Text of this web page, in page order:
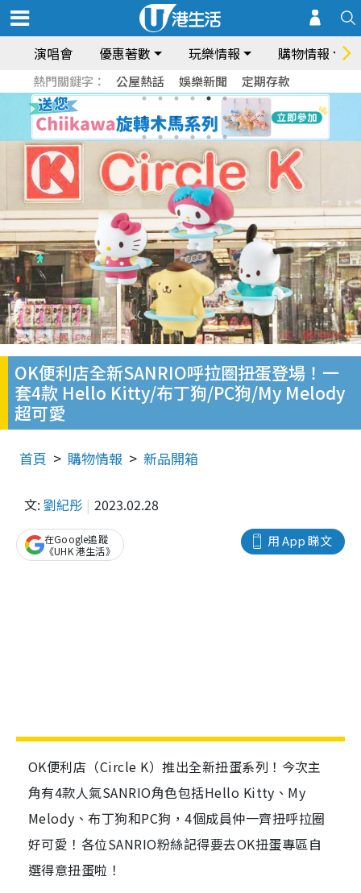
演唱會 優惠著數 玩樂情報 購物情報
熱門關鍵字： 公屋熱話 娛樂新聞 定期存款
OK便利店全新SANRIO呼拉圈扭蛋登場！一
套4款 Hello Kitty/布丁狗/PC狗/My Melody
超可愛
首頁 購物情報 新品開箱
文: 劉紀彤 2023.02.28
用 App 睇文
在Google追蹤
《UHK 港生活》
OK便利店（Circle K）推出全新扭蛋系列！今次主
角有4款人氣SANRIO角色包括Hello Kitty、My
Melody、布丁狗和PC狗，4個成員仲一齊扭呼拉圈
好可愛！各位SANRIO粉絲記得要去OK扭蛋專區自
選得意扭蛋啦！